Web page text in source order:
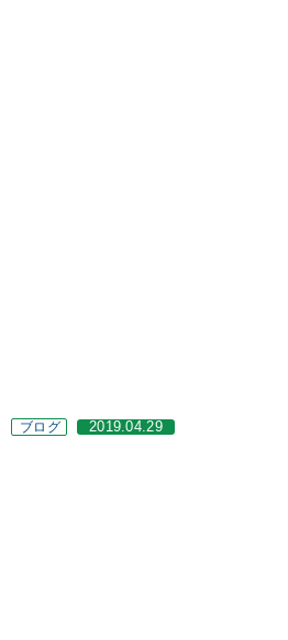
ブログ 2019.04.29